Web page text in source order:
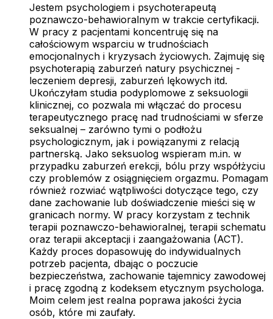
Jestem psychologiem i psychoterapeutą
poznawczo-behawioralnym w trakcie certyfikacji.
W pracy z pacjentami koncentruję się na
całościowym wsparciu w trudnościach
emocjonalnych i kryzysach życiowych. Zajmuję się
psychoterapią zaburzeń natury psychicznej -
leczeniem depresji, zaburzeń lękowych itd.
Ukończyłam studia podyplomowe z seksuologii
klinicznej, co pozwala mi włączać do procesu
terapeutycznego pracę nad trudnościami w sferze
seksualnej – zarówno tymi o podłożu
psychologicznym, jak i powiązanymi z relacją
partnerską. Jako seksuolog wspieram m.in. w
przypadku zaburzeń erekcji, bólu przy współżyciu
czy problemów z osiągnięciem orgazmu. Pomagam
również rozwiać wątpliwości dotyczące tego, czy
dane zachowanie lub doświadczenie mieści się w
granicach normy. W pracy korzystam z technik
terapii poznawczo-behawioralnej, terapii schematu
oraz terapii akceptacji i zaangażowania (ACT).
Każdy proces dopasowuję do indywidualnych
potrzeb pacjenta, dbając o poczucie
bezpieczeństwa, zachowanie tajemnicy zawodowej
i pracę zgodną z kodeksem etycznym psychologa.
Moim celem jest realna poprawa jakości życia
osób, które mi zaufały.